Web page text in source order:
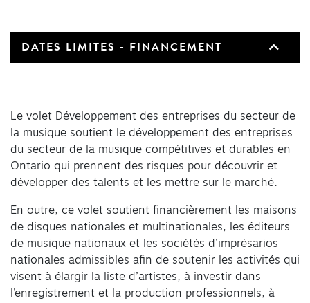
DATES LIMITES - FINANCEMENT
Le volet Développement des entreprises du secteur de
la musique soutient le développement des entreprises
du secteur de la musique compétitives et durables en
Ontario qui prennent des risques pour découvrir et
développer des talents et les mettre sur le marché.
En outre, ce volet soutient financièrement les maisons
de disques nationales et multinationales, les éditeurs
de musique nationaux et les sociétés d’imprésarios
nationales admissibles afin de soutenir les activités qui
visent à élargir la liste d’artistes, à investir dans
l’enregistrement et la production professionnels, à